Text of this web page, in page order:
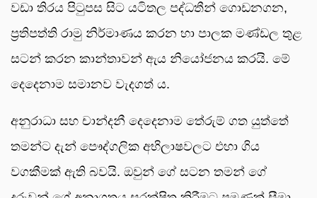
වඩා තිරය පිටුපස සිට යටිතල පද්ධතීන් ගොඩනගන,
ප්‍රතිපත්ති රාමු නිර්මාණය කරන හා පාලක මණ්ඩල තුළ
සටන් කරන කාන්තාවන් ඇය නියෝජනය කරයි. මේ
දෙදෙනාම සමානව වැදගත් ය.
අනුරාධා සහ චාන්දනී දෙදෙනාම තේරුම් ගත යුත්තේ
තමන්ට දැන් පෞද්ගලික අභිලාෂවලට එහා ගිය
වගකීමක් ඇති බවයි. ඔවුන් ගේ සටන තමන් ගේ